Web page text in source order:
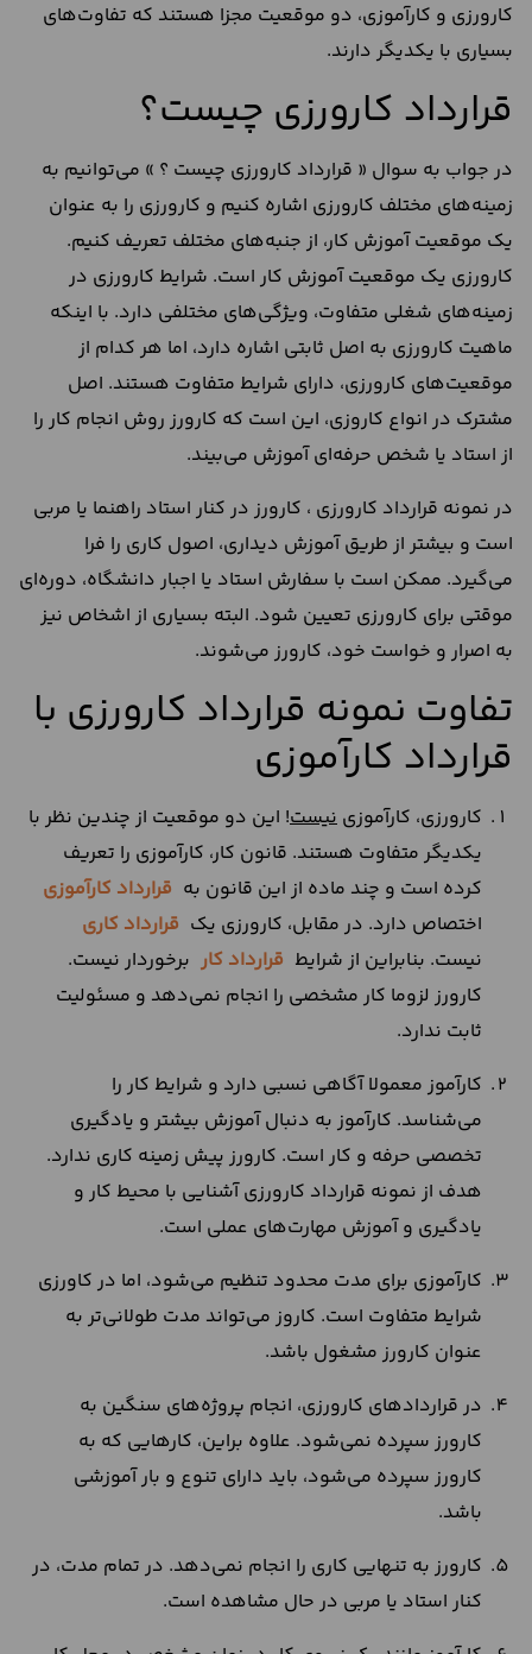
کارورزی و کارآموزی، دو موقعیت مجزا هستند که تفاوت‌های
بسیاری با یکدیگر دارند.
قرارداد کارورزی چیست؟
در جواب به سوال « قرارداد کارورزی چیست ؟ » می‌توانیم به
زمینه‌های مختلف کارورزی اشاره کنیم و کارورزی را به عنوان
یک موقعیت آموزش کار، از جنبه‌های مختلف تعریف کنیم.
کارورزی یک موقعیت آموزش کار است. شرایط کارورزی در
زمینه‌های شغلی متفاوت، ویژگی‌های مختلفی دارد. با اینکه
ماهیت کارورزی به اصل ثابتی اشاره دارد، اما هر کدام از
موقعیت‌های کارورزی، دارای شرایط متفاوت هستند. اصل
مشترک در انواع کاروزی، این است که کارورز روش انجام کار را
از استاد یا شخص حرفه‌ای آموزش می‌بیند.
در نمونه قرارداد کارورزی ، کارورز در کنار استاد راهنما یا مربی
است و بیشتر از طریق آموزش دیداری، اصول کاری را فرا
می‌گیرد. ممکن است با سفارش استاد یا اجبار دانشگاه، دوره‌ای
موقتی برای کارورزی تعیین شود. البته بسیاری از اشخاص نیز
به اصرار و خواست خود، کارورز می‌شوند.
تفاوت نمونه قرارداد کارورزی با
قرارداد کارآموزی
کارورزی، کارآموزی نیست! این دو موقعیت از چندین نظر با
یکدیگر متفاوت هستند. قانون کار، کارآموزی را تعریف
کرده است و چند ماده از این قانون به قرارداد کارآموزی
اختصاص دارد. در مقابل، کارورزی یک قرارداد کاری
نیست. بنابراین از شرایط قرارداد کار برخوردار نیست.
کارورز لزوما کار مشخصی را انجام نمی‌دهد و مسئولیت
ثابت ندارد.
کارآموز معمولا آگاهی نسبی دارد و شرایط کار را
می‌شناسد. کارآموز به دنبال آموزش بیشتر و یادگیری
تخصصی حرفه و کار است. کارورز پیش زمینه کاری ندارد.
هدف از نمونه قرارداد کارورزی آشنایی با محیط کار و
یادگیری و آموزش مهارت‌های عملی است.
کارآموزی برای مدت محدود تنظیم می‌شود، اما در کاورزی
شرایط متفاوت است. کاروز می‌تواند مدت طولانی‌تر به
عنوان کارورز مشغول باشد.
در قراردادهای کارورزی، انجام پروژه‌های سنگین به
کارورز سپرده نمی‌شود. علاوه براین، کارهایی که به
کارورز سپرده می‌شود، باید دارای تنوع و بار آموزشی
باشد.
کارورز به تنهایی کاری را انجام نمی‌دهد. در تمام مدت، در
کنار استاد یا مربی در حال مشاهده است.